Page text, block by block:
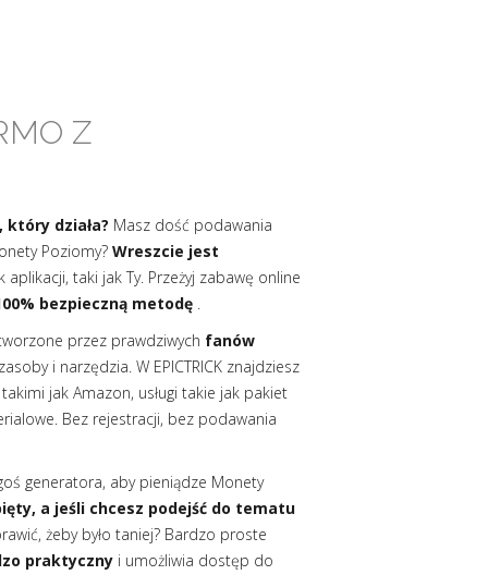
Z
który działa? Masz dość podawania
Poziomy? Wreszcie jest
taki jak Ty. Przeżyj zabawę online
bezpieczną metodę .
przez prawdziwych fanów
i narzędzia. W EPICTRICK znajdziesz
jak Amazon, usługi takie jak pakiet
Bez rejestracji, bez podawania
generatora, aby pieniądze Monety
a jeśli chcesz podejść do tematu
żeby było taniej? Bardzo proste
praktyczny i umożliwia dostęp do